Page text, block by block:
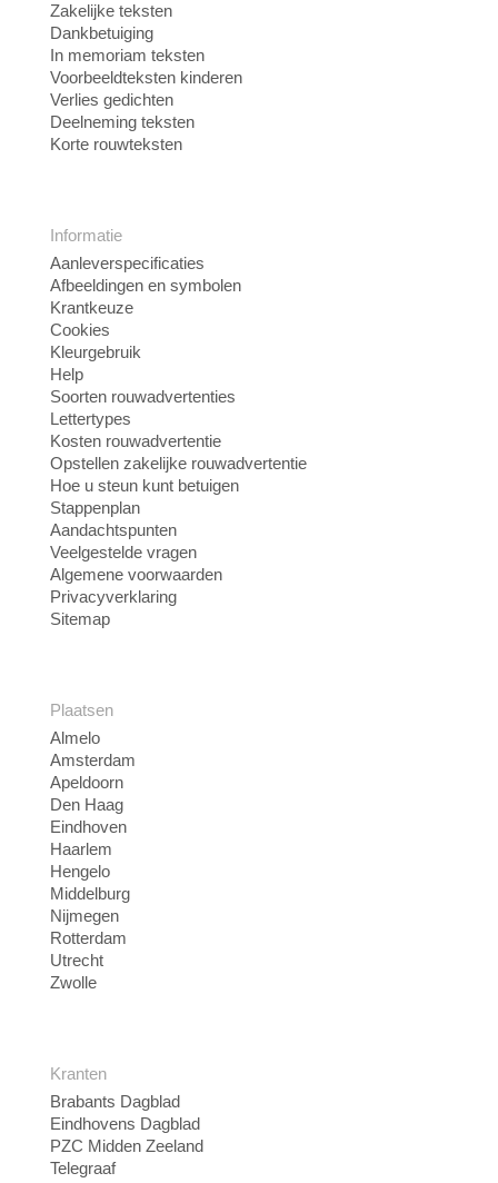
Zakelijke teksten
Dankbetuiging
In memoriam teksten
Voorbeeldteksten kinderen
Verlies gedichten
Deelneming teksten
Korte rouwteksten
Informatie
Aanleverspecificaties
Afbeeldingen en symbolen
Krantkeuze
Cookies
Kleurgebruik
Help
Soorten rouwadvertenties
Lettertypes
Kosten rouwadvertentie
Opstellen zakelijke rouwadvertentie
Hoe u steun kunt betuigen
Stappenplan
Aandachtspunten
Veelgestelde vragen
Algemene voorwaarden
Privacyverklaring
Sitemap
Plaatsen
Almelo
Amsterdam
Apeldoorn
Den Haag
Eindhoven
Haarlem
Hengelo
Middelburg
Nijmegen
Rotterdam
Utrecht
Zwolle
Kranten
Brabants Dagblad
Eindhovens Dagblad
PZC Midden Zeeland
Telegraaf